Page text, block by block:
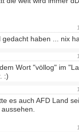
haben ... nix
Wort "völlog" im
:)
es auch AFD Land